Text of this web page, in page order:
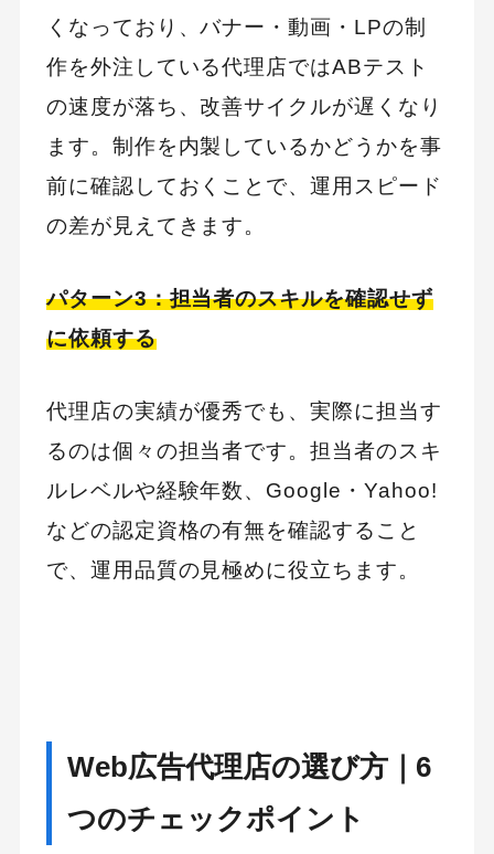
くなっており、バナー・動画・LPの制
作を外注している代理店ではABテスト
の速度が落ち、改善サイクルが遅くなり
ます。制作を内製しているかどうかを事
前に確認しておくことで、運用スピード
の差が見えてきます。
パターン3：担当者のスキルを確認せず
に依頼する
代理店の実績が優秀でも、実際に担当す
るのは個々の担当者です。担当者のスキ
ルレベルや経験年数、Google・Yahoo!
などの認定資格の有無を確認すること
で、運用品質の見極めに役立ちます。
Web広告代理店の選び方｜6
つのチェックポイント